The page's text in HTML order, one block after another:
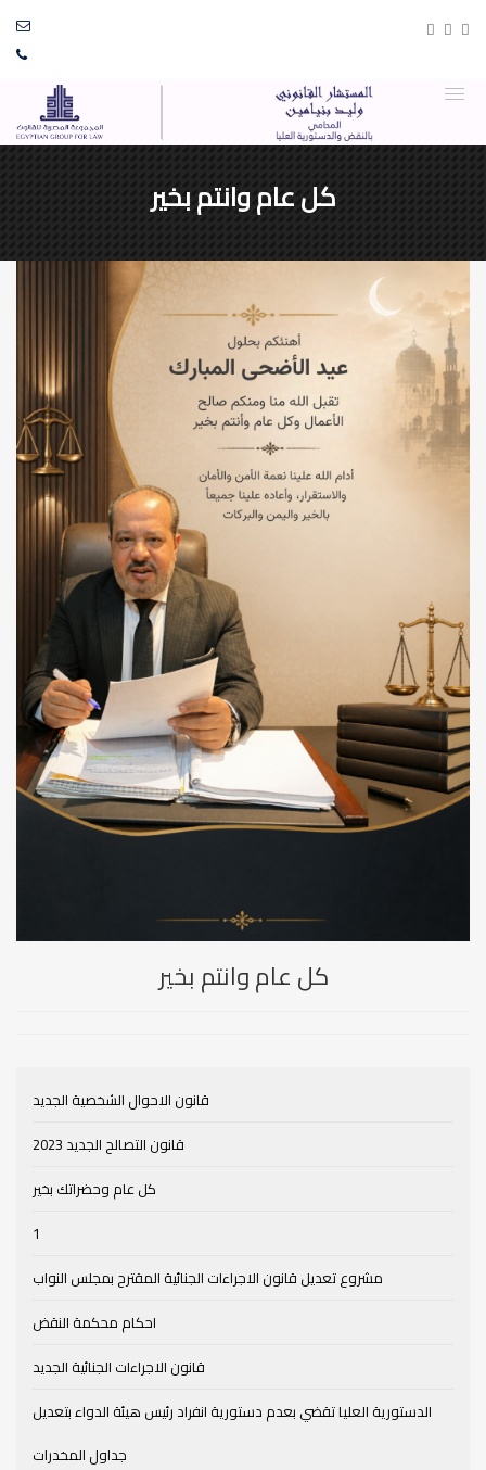
كل عام وانتم بخير
كل عام وانتم بخير
قانون الاحوال الشخصية الجديد
قانون التصالح الجديد 2023
كل عام وحضراتك بخير
1
مشروع تعديل قانون الاجراءات الجنائية المقترح بمجلس النواب
احكام محكمة النقض
قانون الاجراءات الجنائية الجديد
الدستورية العليا تقضي بعدم دستورية انفراد رئيس هيئة الدواء بتعديل
جداول المخدرات